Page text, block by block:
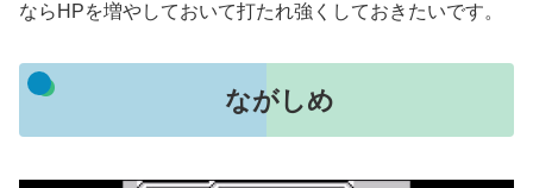
ならHPを増やしておいて打たれ強くしておきたいです。
ながしめ